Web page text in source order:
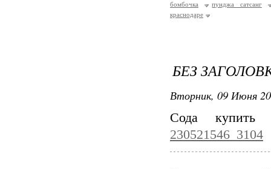
бомбочка
пунджа сатсанг
краснодаре
БЕЗ
Вторник, 09 Июня
Сода
230521546_3104